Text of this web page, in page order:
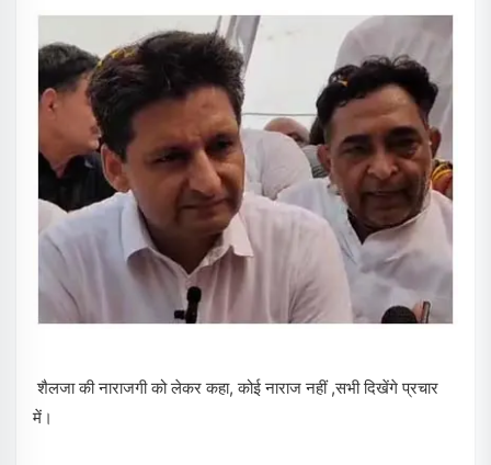
शैलजा की नाराजगी को लेकर कहा, कोई नाराज नहीं ,सभी दिखेंगे प्रचार
में।